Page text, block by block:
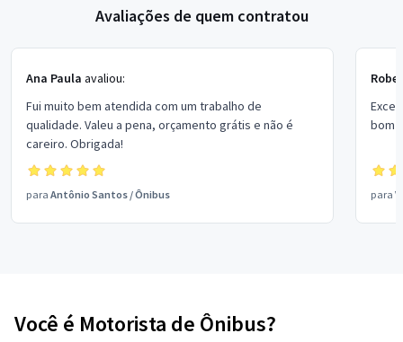
Avaliações de quem contratou
Ana Paula avaliou:
Fui muito bem atendida com um trabalho de
qualidade. Valeu a pena, orçamento grátis e não é
careiro. Obrigada!
para Antônio Santos /Ônibus
bom
para
Você é Motorista de Ônibus?